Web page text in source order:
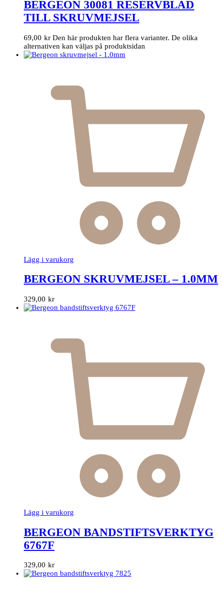
BERGEON 30081 RESERVBLAD
TILL SKRUVMEJSEL
69,00 kr Den här produkten har flera varianter. De olika
alternativen kan väljas på produktsidan
Lägg i varukorg
BERGEON SKRUVMEJSEL – 1.0MM
329,00 kr
Lägg i varukorg
BERGEON BANDSTIFTSVERKTYG
6767F
329,00 kr